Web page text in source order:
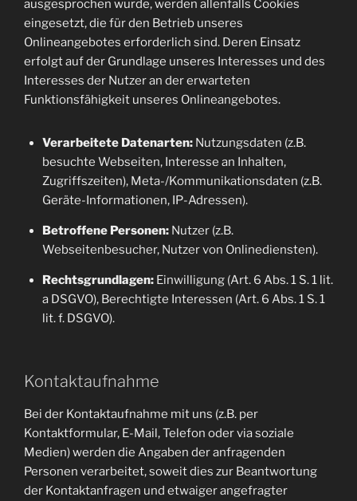
ausgesprochen wurde, werden allenfalls Cookies
eingesetzt, die für den Betrieb unseres
Onlineangebotes erforderlich sind. Deren Einsatz
erfolgt auf der Grundlage unseres Interesses und des
Interesses der Nutzer an der erwarteten
Funktionsfähigkeit unseres Onlineangebotes.
Verarbeitete Datenarten:Nutzungsdaten (z.B.
besuchte Webseiten, Interesse an Inhalten,
Zugriffszeiten), Meta-/Kommunikationsdaten (z.B.
Geräte-Informationen, IP-Adressen).
Betroffene Personen:Nutzer (z.B.
Webseitenbesucher, Nutzer von Onlinediensten).
Rechtsgrundlagen:Einwilligung (Art. 6 Abs. 1 S. 1 lit.
a DSGVO), Berechtigte Interessen (Art. 6 Abs. 1 S. 1
lit. f. DSGVO).
Kontaktaufnahme
Bei der Kontaktaufnahme mit uns (z.B. per
Kontaktformular, E-Mail, Telefon oder via soziale
Medien) werden die Angaben der anfragenden
Personen verarbeitet, soweit dies zur Beantwortung
der Kontaktanfragen und etwaiger angefragter